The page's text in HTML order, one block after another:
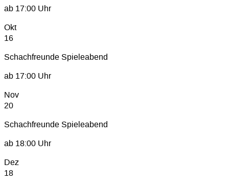
ab 17:00 Uhr
Okt
16
Schachfreunde Spieleabend
ab 17:00 Uhr
Nov
20
Schachfreunde Spieleabend
ab 18:00 Uhr
Dez
18